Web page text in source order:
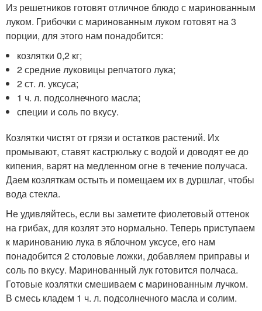
Из решетников готовят отличное блюдо с маринованным
луком. Грибочки с маринованным луком готовят на 3
порции, для этого нам понадобится:
козлятки 0,2 кг;
2 средние луковицы репчатого лука;
2 ст. л. уксуса;
1 ч. л. подсолнечного масла;
специи и соль по вкусу.
Козлятки чистят от грязи и остатков растений. Их
промывают, ставят кастрюльку с водой и доводят ее до
кипения, варят на медленном огне в течение получаса.
Даем козляткам остыть и помещаем их в дуршлаг, чтобы
вода стекла.
Не удивляйтесь, если вы заметите фиолетовый оттенок
на грибах, для козлят это нормально. Теперь приступаем
к маринованию лука в яблочном уксусе, его нам
понадобится 2 столовые ложки, добавляем приправы и
соль по вкусу. Маринованный лук готовится полчаса.
Готовые козлятки смешиваем с маринованным лучком.
В смесь кладем 1 ч. л. подсолнечного масла и солим.